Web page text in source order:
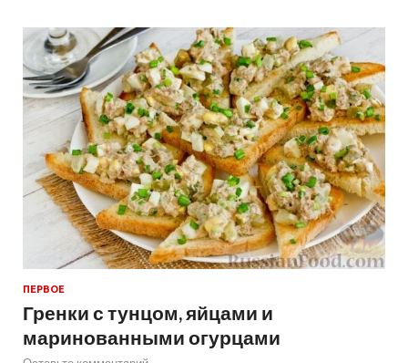
ПЕРВОЕ
Гренки с тунцом, яйцами и
маринованными огурцами